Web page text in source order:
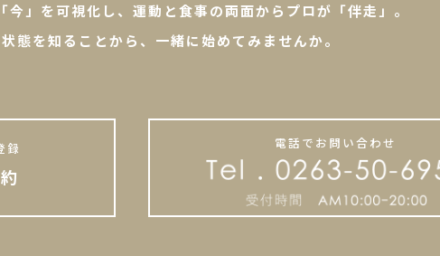
」を可視化し、運動と食事の両面からプロが「伴走」。
態を知ることから、一緒に始めてみませんか。
録 電話でお問い合わせ